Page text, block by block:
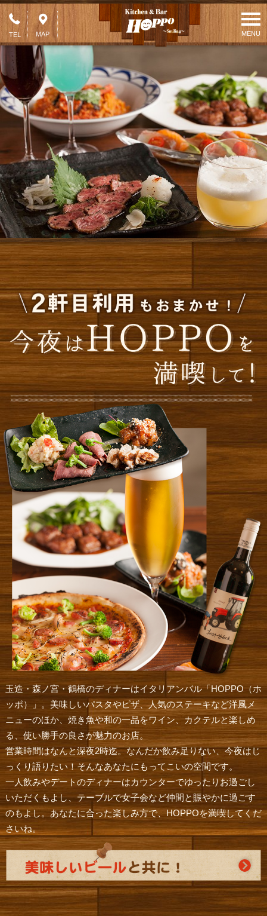
TEL MAP MENU
玉造・森ノ宮・鶴橋のディナーはイタリアンバル「HOPPO（ホ
ッポ）」。美味しいパスタやピザ、人気のステーキなど洋風メ
ニューのほか、焼き魚や和の一品をワイン、カクテルと楽しめ
る、使い勝手の良さが魅力のお店。
営業時間はなんと深夜2時迄。なんだか飲み足りない、今夜はじ
っくり語りたい！そんなあなたにもってこいの空間です。
一人飲みやデートのディナーはカウンターでゆったりお過ごし
いただくもよし、テーブルで女子会など仲間と賑やかに過ごす
のもよし。あなたに合った楽しみ方で、HOPPOを満喫してくだ
さいね。